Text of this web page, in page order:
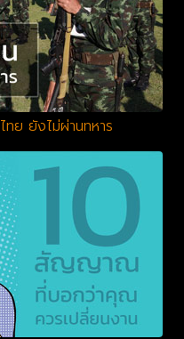
ทย ยังไม่ผ่านทหาร